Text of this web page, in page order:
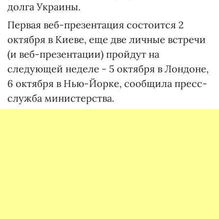
долга Украины.
Первая веб-презентация состоится 2
октября в Киеве, еще две личные встречи
(и веб-презентации) пройдут на
следующей неделе - 5 октября в Лондоне,
6 октября в Нью-Йорке, сообщила пресс-
служба министерства.